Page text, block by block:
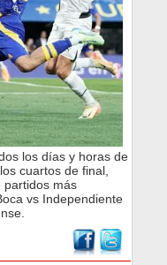
los días y horas de
cuartos de final,
partidos más
vs Independiente